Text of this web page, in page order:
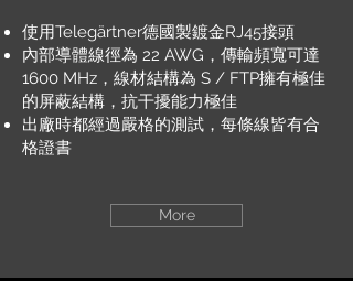
使用Telegärtner德國製鍍金RJ45接頭
內部導體線徑為 22 AWG，傳輸頻寬可達
1600 MHz，線材結構為 S / FTP擁有極佳
的屏蔽結構，抗干擾能力極佳
出廠時都經過嚴格的測試，每條線皆有合
格證書
More